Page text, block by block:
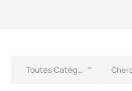
Toutes Catégories keyboard_arrow_down